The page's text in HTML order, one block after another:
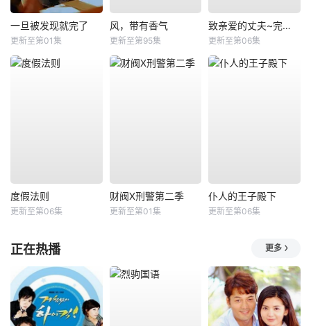
一旦被发现就完了
更新至第01集
风，带有香气
更新至第95集
致亲爱的丈夫~完美妻子的谎言~
更新至第06集
度假法则
更新至第06集
财阀X刑警第二季
更新至第01集
仆人的王子殿下
更新至第06集
正在热播 更多